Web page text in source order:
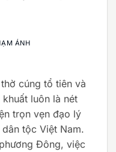
ÁNH
cúng tổ tiên và
luôn là nét
trọn vẹn đạo lý
tộc Việt Nam.
Đông, việc